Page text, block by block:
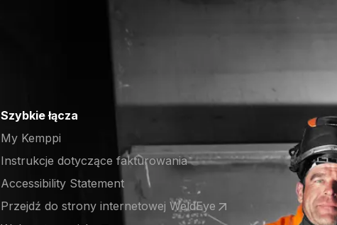
Szybkie łącza
My Kemppi
Instrukcje dotyczące fakturowania
Accessibility Statement
Przejdź do strony internetowej WeldEye
(opens in a new tab)